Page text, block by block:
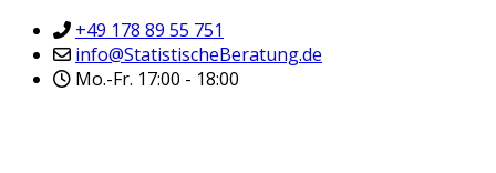
+49 178 89 55 751
info@StatistischeBeratung.de
Mo.-Fr. 17:00 - 18:00